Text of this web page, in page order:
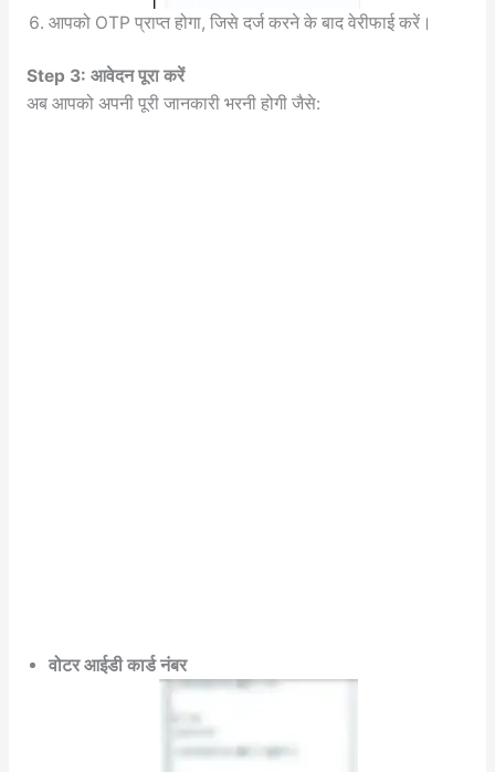
आपको OTP प्राप्त होगा, जिसे दर्ज करने के बाद वेरीफाई करें।
Step 3: आवेदन पूरा करें
अब आपको अपनी पूरी जानकारी भरनी होगी जैसे:
वोटर आईडी कार्ड नंबर